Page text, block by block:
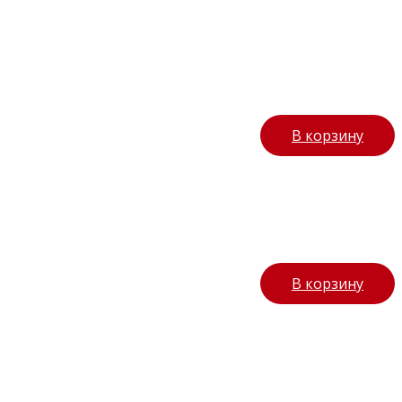
В корзину
В корзину